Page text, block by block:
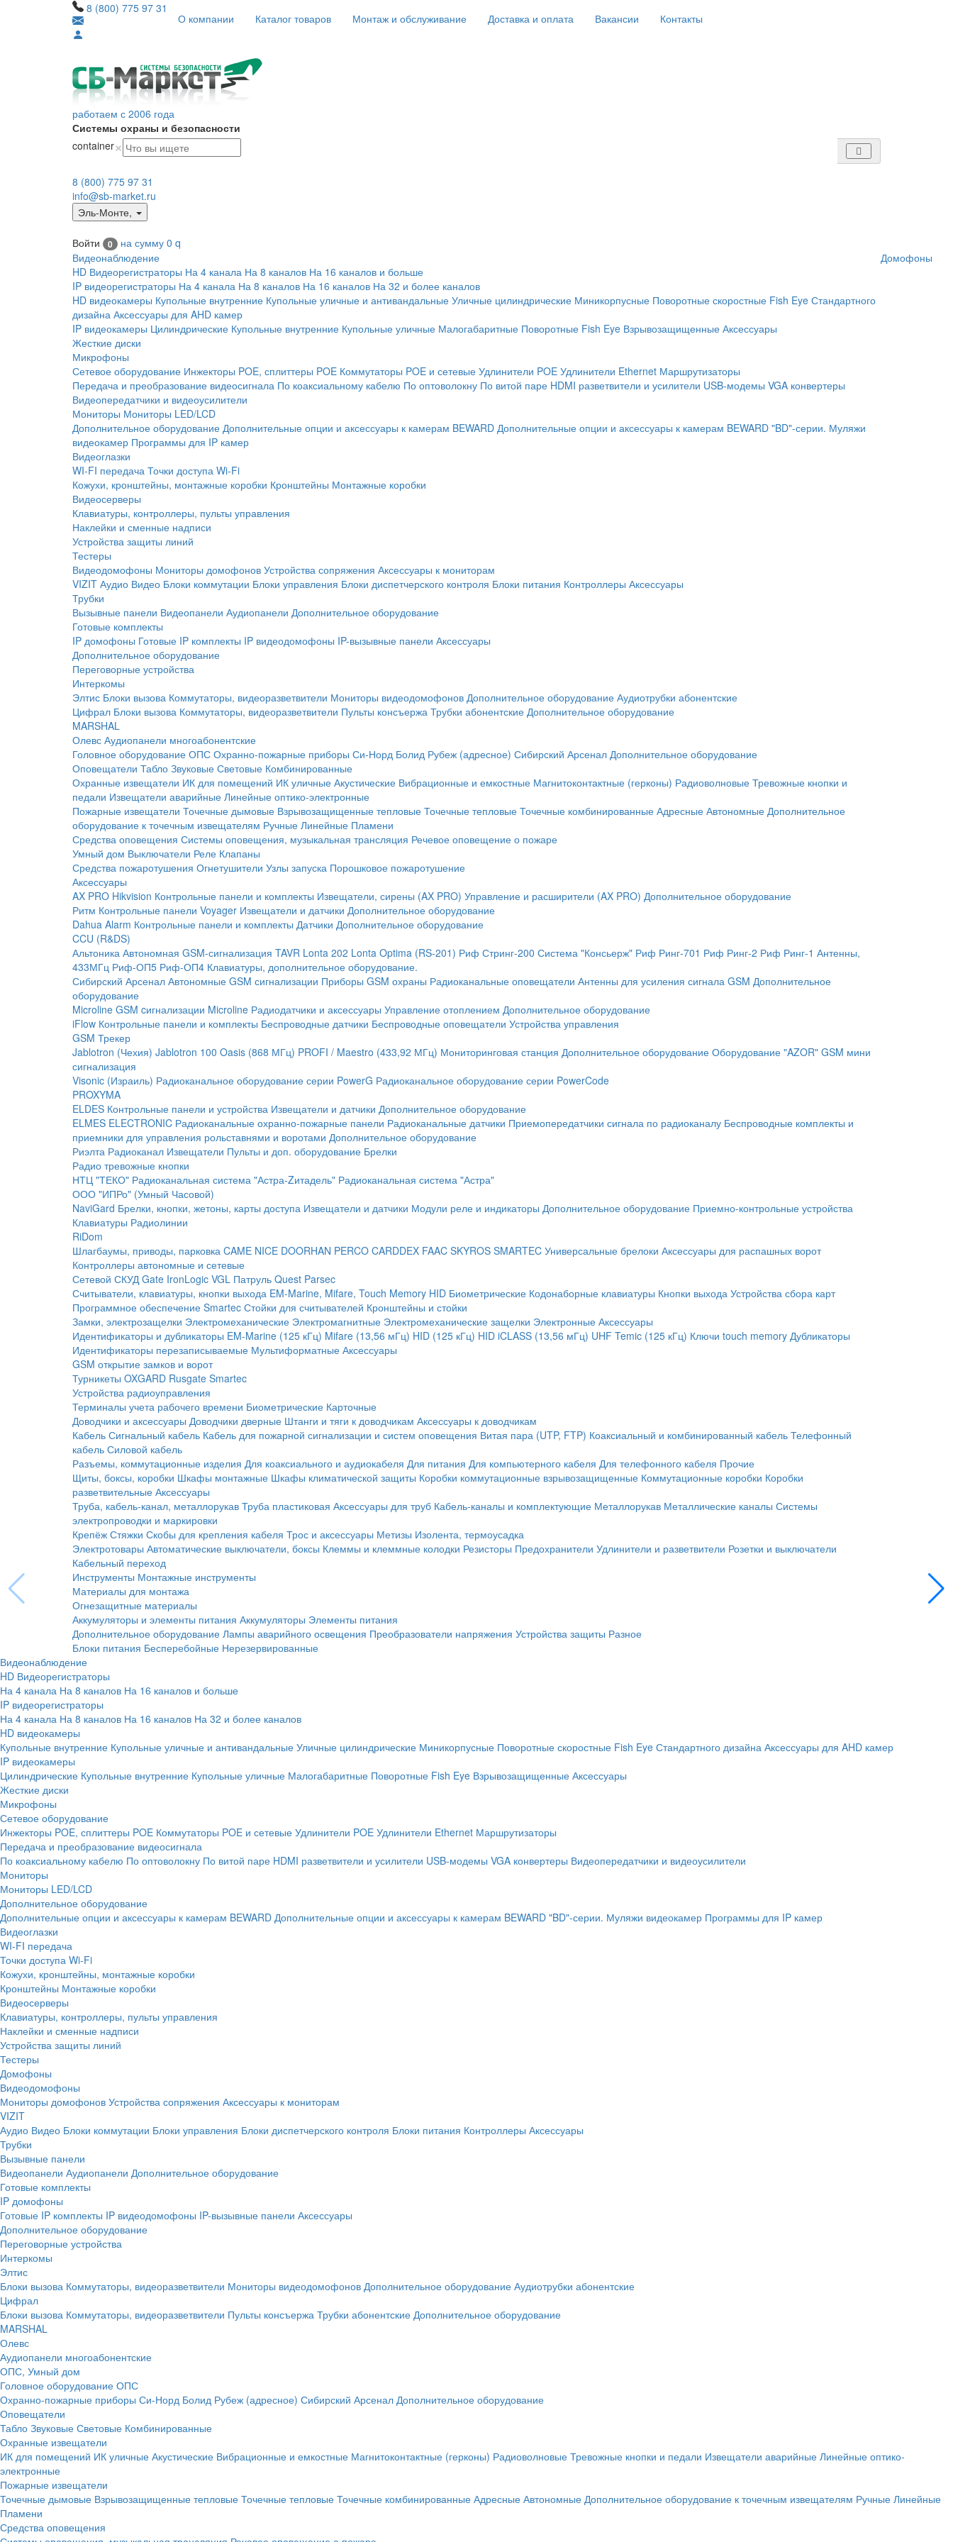
8 (800) 775 97 31
О компании Каталог товаров Монтаж и обслуживание Доставка и оплата Вакансии Контакты
работаем с 2006 года
Системы охраны и безопасности
container×
8 (800) 775 97 31
info@sb-market.ru
Эль-Монте,
Войти 0 на сумму 0 q
Видеонаблюдение
Домофоны
HD Видеорегистраторы На 4 канала На 8 каналов На 16 каналов и больше
IP видеорегистраторы На 4 канала На 8 каналов На 16 каналов На 32 и более каналов
HD видеокамеры Купольные внутренние Купольные уличные и антивандальные Уличные цилиндрические Миникорпусные Поворотные скоростные Fish Eye Стандартного
дизайна Аксессуары для AHD камер
IP видеокамеры Цилиндрические Купольные внутренние Купольные уличные Малогабаритные Поворотные Fish Eye Взрывозащищенные Аксессуары
Жесткие диски
Микрофоны
Сетевое оборудование Инжекторы POE, сплиттеры POE Коммутаторы POE и сетевые Удлинители POE Удлинители Ethernet Маршрутизаторы
Передача и преобразование видеосигнала По коаксиальному кабелю По оптоволокну По витой паре HDMI разветвители и усилители USB-модемы VGA конвертеры
Видеопередатчики и видеоусилители
Мониторы Мониторы LED/LCD
Дополнительное оборудование Дополнительные опции и аксессуары к камерам BEWARD Дополнительные опции и аксессуары к камерам BEWARD "BD"-серии. Муляжи
видеокамер Программы для IP камер
Видеоглазки
WI-FI передача Точки доступа Wi-Fi
Кожухи, кронштейны, монтажные коробки Кронштейны Монтажные коробки
Видеосерверы
Клавиатуры, контроллеры, пульты управления
Наклейки и сменные надписи
Устройства защиты линий
Тестеры
Видеодомофоны Мониторы домофонов Устройства сопряжения Аксессуары к мониторам
VIZIT Аудио Видео Блоки коммутации Блоки управления Блоки диспетчерского контроля Блоки питания Контроллеры Аксессуары
Трубки
Вызывные панели Видеопанели Аудиопанели Дополнительное оборудование
Готовые комплекты
IP домофоны Готовые IP комплекты IP видеодомофоны IP-вызывные панели Аксессуары
Дополнительное оборудование
Переговорные устройства
Интеркомы
Элтис Блоки вызова Коммутаторы, видеоразветвители Мониторы видеодомофонов Дополнительное оборудование Аудиотрубки абонентские
Цифрал Блоки вызова Коммутаторы, видеоразветвители Пульты консъержа Трубки абонентские Дополнительное оборудование
MARSHAL
Олевс Аудиопанели многоабонентские
Головное оборудование ОПС Охранно-пожарные приборы Си-Норд Болид Рубеж (адресное) Сибирский Арсенал Дополнительное оборудование
Оповещатели Табло Звуковые Световые Комбинированные
Охранные извещатели ИК для помещений ИК уличные Акустические Вибрационные и емкостные Магнитоконтактные (герконы) Радиоволновые Тревожные кнопки и
педали Извещатели аварийные Линейные оптико-электронные
Пожарные извещатели Точечные дымовые Взрывозащищенные тепловые Точечные тепловые Точечные комбинированные Адресные Автономные Дополнительное
оборудование к точечным извещателям Ручные Линейные Пламени
Средства оповещения Системы оповещения, музыкальная трансляция Речевое оповещение о пожаре
Умный дом Выключатели Реле Клапаны
Средства пожаротушения Огнетушители Узлы запуска Порошковое пожаротушение
Аксессуары
AX PRO Hikvision Контрольные панели и комплекты Извещатели, сирены (AX PRO) Управление и расширители (AX PRO) Дополнительное оборудование
Ритм Контрольные панели Voyager Извещатели и датчики Дополнительное оборудование
Dahua Alarm Контрольные панели и комплекты Датчики Дополнительное оборудование
CCU (R&DS)
Альтоника Автономная GSM-сигнализация TAVR Lonta 202 Lonta Optima (RS-201) Риф Стринг-200 Система "Консьерж" Риф Ринг-701 Риф Ринг-2 Риф Ринг-1 Антенны,
433МГц Риф-ОП5 Риф-ОП4 Клавиатуры, дополнительное оборудование.
Сибирский Арсенал Автономные GSM сигнализации Приборы GSM охраны Радиоканальные оповещатели Антенны для усиления сигнала GSM Дополнительное
оборудование
Microline GSM cигнализации Microline Радиодатчики и аксессуары Управление отоплением Дополнительное оборудование
iFlow Контрольные панели и комплекты Беспроводные датчики Беспроводные оповещатели Устройства управления
GSM Трекер
Jablotron (Чехия) Jablotron 100 Oasis (868 МГц) PROFI / Maestro (433,92 МГц) Мониторинговая станция Дополнительное оборудование Оборудование "AZOR" GSM мини
сигнализация
Visonic (Израиль) Радиоканальное оборудование серии PowerG Радиоканальное оборудование серии PowerCode
PROXYMA
ELDES Контрольные панели и устройства Извещатели и датчики Дополнительное оборудование
ELMES ELECTRONIC Радиоканальные охранно-пожарные панели Радиоканальные датчики Приемопередатчики сигнала по радиоканалу Беспроводные комплекты и
приемники для управления рольставнями и воротами Дополнительное оборудование
Риэлта Радиоканал Извещатели Пульты и доп. оборудование Брелки
Радио тревожные кнопки
НТЦ "ТЕКО" Радиоканальная система "Астра-Zитадель" Радиоканальная система "Астра"
ООО "ИПРо" (Умный Часовой)
NaviGard Брелки, кнопки, жетоны, карты доступа Извещатели и датчики Модули реле и индикаторы Дополнительное оборудование Приемно-контрольные устройства
Клавиатуры Радиолинии
RiDom
Шлагбаумы, приводы, парковка CAME NICE DOORHAN PERCO CARDDEX FAAC SKYROS SMARTEC Универсальные брелоки Аксессуары для распашных ворот
Контроллеры автономные и сетевые
Сетевой СКУД Gate IronLogic VGL Патруль Quest Parsec
Считыватели, клавиатуры, кнопки выхода EM-Marine, Mifare, Touch Memory HID Биометрические Кодонаборные клавиатуры Кнопки выхода Устройства сбора карт
Программное обеспечение Smartec Стойки для считывателей Кронштейны и стойки
Замки, электрозащелки Электромеханические Электромагнитные Электромеханические защелки Электронные Аксессуары
Идентификаторы и дубликаторы EM-Marine (125 кГц) Mifare (13,56 мГц) HID (125 кГц) HID iCLASS (13,56 мГц) UHF Temic (125 кГц) Ключи touch memory Дубликаторы
Идентификаторы перезаписываемые Мультиформатные Аксессуары
GSM открытие замков и ворот
Турникеты OXGARD Rusgate Smartec
Устройства радиоуправления
Терминалы учета рабочего времени Биометрические Карточные
Доводчики и аксессуары Доводчики дверные Штанги и тяги к доводчикам Аксессуары к доводчикам
Кабель Сигнальный кабель Кабель для пожарной сигнализации и систем оповещения Витая пара (UTP, FTP) Коаксиальный и комбинированный кабель Телефонный
кабель Силовой кабель
Разъемы, коммутационные изделия Для коаксиального и аудиокабеля Для питания Для компьютерного кабеля Для телефонного кабеля Прочие
Щиты, боксы, коробки Шкафы монтажные Шкафы климатической защиты Коробки коммутационные взрывозащищенные Коммутационные коробки Коробки
разветвительные Аксессуары
Труба, кабель-канал, металлорукав Труба пластиковая Аксессуары для труб Кабель-каналы и комплектующие Металлорукав Металлические каналы Системы
электропроводки и маркировки
Крепёж Стяжки Скобы для крепления кабеля Трос и аксессуары Метизы Изолента, термоусадка
Электротовары Автоматические выключатели, боксы Клеммы и клеммные колодки Резисторы Предохранители Удлинители и разветвители Розетки и выключатели
Кабельный переход
Инструменты Монтажные инструменты
Материалы для монтажа
Огнезащитные материалы
Аккумуляторы и элементы питания Аккумуляторы Элементы питания
Дополнительное оборудование Лампы аварийного освещения Преобразователи напряжения Устройства защиты Разное
Блоки питания Бесперебойные Нерезервированные
Видеонаблюдение
HD Видеорегистраторы
На 4 канала На 8 каналов На 16 каналов и больше
IP видеорегистраторы
На 4 канала На 8 каналов На 16 каналов На 32 и более каналов
HD видеокамеры
Купольные внутренние Купольные уличные и антивандальные Уличные цилиндрические Миникорпусные Поворотные скоростные Fish Eye Стандартного дизайна Аксессуары для AHD камер
IP видеокамеры
Цилиндрические Купольные внутренние Купольные уличные Малогабаритные Поворотные Fish Eye Взрывозащищенные Аксессуары
Жесткие диски
Микрофоны
Сетевое оборудование
Инжекторы POE, сплиттеры POE Коммутаторы POE и сетевые Удлинители POE Удлинители Ethernet Маршрутизаторы
Передача и преобразование видеосигнала
По коаксиальному кабелю По оптоволокну По витой паре HDMI разветвители и усилители USB-модемы VGA конвертеры Видеопередатчики и видеоусилители
Мониторы
Мониторы LED/LCD
Дополнительное оборудование
Дополнительные опции и аксессуары к камерам BEWARD Дополнительные опции и аксессуары к камерам BEWARD "BD"-серии. Муляжи видеокамер Программы для IP камер
Видеоглазки
WI-FI передача
Точки доступа Wi-Fi
Кожухи, кронштейны, монтажные коробки
Кронштейны Монтажные коробки
Видеосерверы
Клавиатуры, контроллеры, пульты управления
Наклейки и сменные надписи
Устройства защиты линий
Тестеры
Домофоны
Видеодомофоны
Мониторы домофонов Устройства сопряжения Аксессуары к мониторам
VIZIT
Аудио Видео Блоки коммутации Блоки управления Блоки диспетчерского контроля Блоки питания Контроллеры Аксессуары
Трубки
Вызывные панели
Видеопанели Аудиопанели Дополнительное оборудование
Готовые комплекты
IP домофоны
Готовые IP комплекты IP видеодомофоны IP-вызывные панели Аксессуары
Дополнительное оборудование
Переговорные устройства
Интеркомы
Элтис
Блоки вызова Коммутаторы, видеоразветвители Мониторы видеодомофонов Дополнительное оборудование Аудиотрубки абонентские
Цифрал
Блоки вызова Коммутаторы, видеоразветвители Пульты консъержа Трубки абонентские Дополнительное оборудование
MARSHAL
Олевс
Аудиопанели многоабонентские
ОПС, Умный дом
Головное оборудование ОПС
Охранно-пожарные приборы Си-Норд Болид Рубеж (адресное) Сибирский Арсенал Дополнительное оборудование
Оповещатели
Табло Звуковые Световые Комбинированные
Охранные извещатели
ИК для помещений ИК уличные Акустические Вибрационные и емкостные Магнитоконтактные (герконы) Радиоволновые Тревожные кнопки и педали Извещатели аварийные Линейные оптико-
электронные
Пожарные извещатели
Точечные дымовые Взрывозащищенные тепловые Точечные тепловые Точечные комбинированные Адресные Автономные Дополнительное оборудование к точечным извещателям Ручные Линейные
Пламени
Средства оповещения